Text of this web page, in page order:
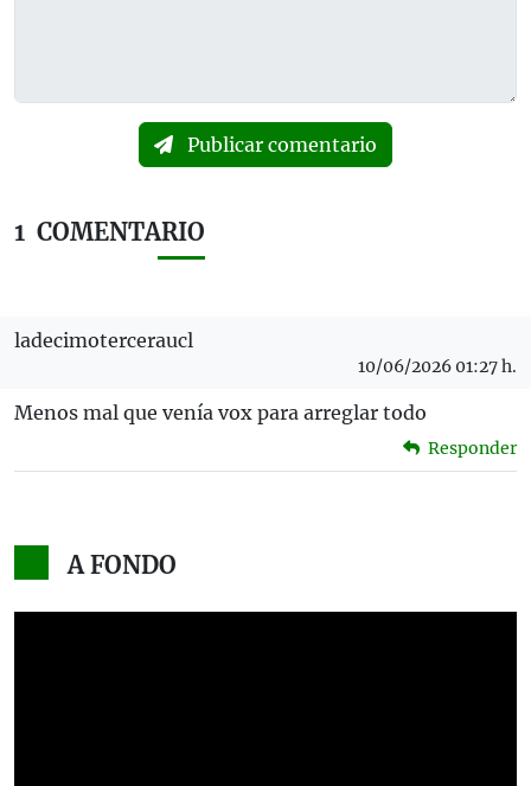
Publicar comentario
1 COMENTARIO
ladecimoterceraucl
10/06/2026 01:27 h.
Menos mal que venía vox para arreglar todo
Responder
A FONDO